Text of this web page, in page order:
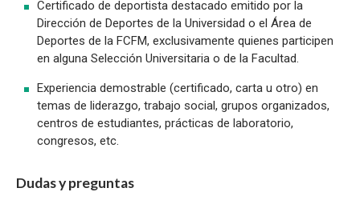
Certificado de deportista destacado emitido por la
Dirección de Deportes de la Universidad o el Área de
Deportes de la FCFM, exclusivamente quienes participen
en alguna Selección Universitaria o de la Facultad.
Experiencia demostrable (certificado, carta u otro) en
temas de liderazgo, trabajo social, grupos organizados,
centros de estudiantes, prácticas de laboratorio,
congresos, etc.
Dudas y preguntas